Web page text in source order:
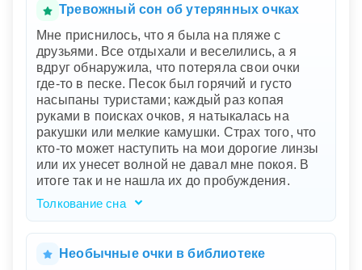
сущности. Очки, найденные на чердаке,
скрытые истины, будто древние тайны,
хранящиеся в вашем подсознании. Надев их,
вы открыли для себя настоящую природу
людей вокруг — доброта или зло стали
очевидными. Эта новая точка зрения
наполнила вас интересом и одновременно
усталостью от эмоционального многообразия.
Ваш сон подчеркивает значимость ясности и
осознанности в понимании других людей, но
также указывает на необходимость бережного
отношения к своим чувствам и границам.
Тревожный сон об утерянных очках
Мне приснилось, что я была на пляже с
друзьями. Все отдыхали и веселились, а я
вдруг обнаружила, что потеряла свои очки
где-то в песке. Песок был горячий и густо
насыпаны туристами; каждый раз копая
руками в поисках очков, я натыкалась на
ракушки или мелкие камушки. Страх того, что
кто-то может наступить на мои дорогие линзы
или их унесет волной не давал мне покоя. В
итоге так и не нашла их до пробуждения.
Толкование сна
Ваш сон о пляже с друзьями, где вы потеряли
очки в песке, может символизировать
беспокойство о потерях или о том, что вы
Необычные очки в библиотеке